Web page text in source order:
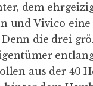
dem
und Vivico eine
die drei
aus der 40